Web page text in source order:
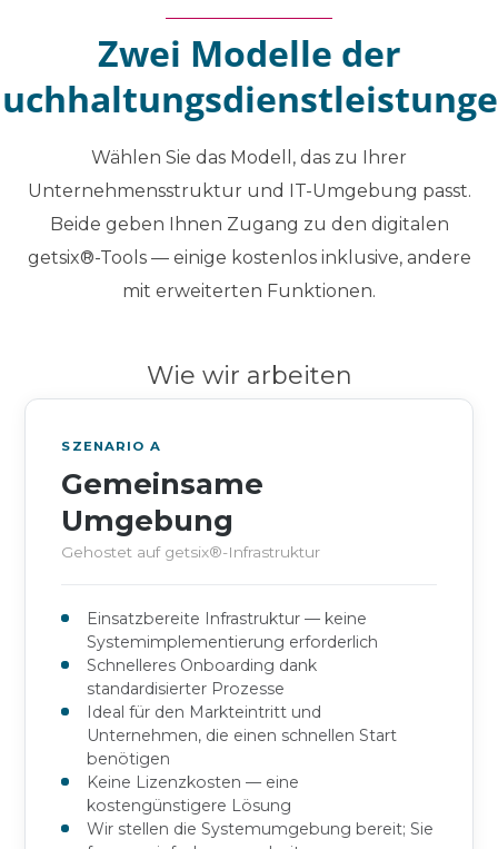
Wie wir arbeiten
Zwei Modelle der
Wählen Sie das Modell, das zu Ihrer
Unternehmensstruktur und IT-Umgebung passt.
Beide geben Ihnen Zugang zu den digitalen
getsix®-Tools — einige kostenlos inklusive, andere
mit erweiterten Funktionen.
SZENARIO A
Gemeinsame
Umgebung
Gehostet auf getsix®-Infrastruktur
Einsatzbereite Infrastruktur — keine
Systemimplementierung erforderlich
Schnelleres Onboarding dank
standardisierter Prozesse
Ideal für den Markteintritt und
Unternehmen, die einen schnellen Start
benötigen
Keine Lizenzkosten — eine
kostengünstigere Lösung
Wir stellen die Systemumgebung bereit; Sie